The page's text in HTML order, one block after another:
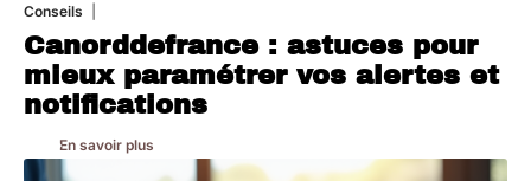
Conseils
Canorddefrance : astuces pour
mieux paramétrer vos alertes et
notifications
En savoir plus